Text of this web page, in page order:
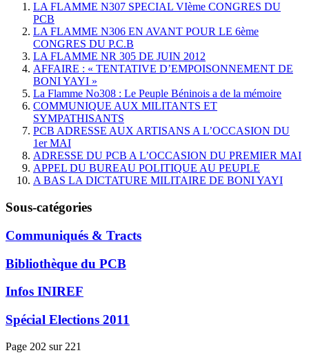
LA FLAMME N307 SPECIAL VIème CONGRES DU
PCB
LA FLAMME N306 EN AVANT POUR LE 6ème
CONGRES DU P.C.B
LA FLAMME NR 305 DE JUIN 2012
AFFAIRE : « TENTATIVE D’EMPOISONNEMENT DE
BONI YAYI »
La Flamme No308 : Le Peuple Béninois a de la mémoire
COMMUNIQUE AUX MILITANTS ET
SYMPATHISANTS
PCB ADRESSE AUX ARTISANS A L’OCCASION DU
1er MAI
ADRESSE DU PCB A L’OCCASION DU PREMIER MAI
APPEL DU BUREAU POLITIQUE AU PEUPLE
A BAS LA DICTATURE MILITAIRE DE BONI YAYI
Sous-catégories
Communiqués & Tracts
Bibliothèque du PCB
Infos INIREF
Spécial Elections 2011
Page 202 sur 221